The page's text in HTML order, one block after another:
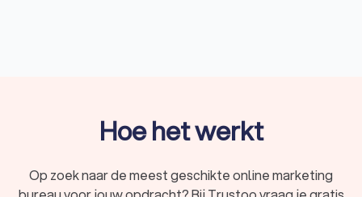
je op basis van bepaalde zoekwoorden een advertentie
(Google) Ads zodra een gebruiker op uw advertentie
klikt en naar jouw website gaat.
Hoe het werkt
Op zoek naar de meest geschikte online marketing